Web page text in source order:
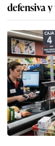
defensiva